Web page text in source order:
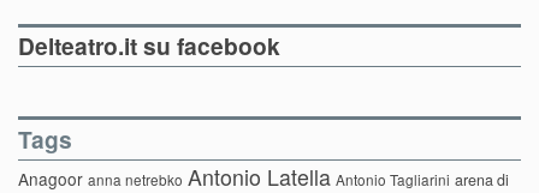
Delteatro.it su facebook
Tags
Anagoor anna netrebko Antonio Latella Antonio Tagliarini arena di